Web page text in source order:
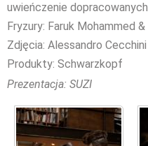
uwieńczenie
Fryzury: Faruk Mohammed &
Zdjęcia: Alessandro Cecchini
Produkty: Schwarzkopf
Prezentacja: SUZI